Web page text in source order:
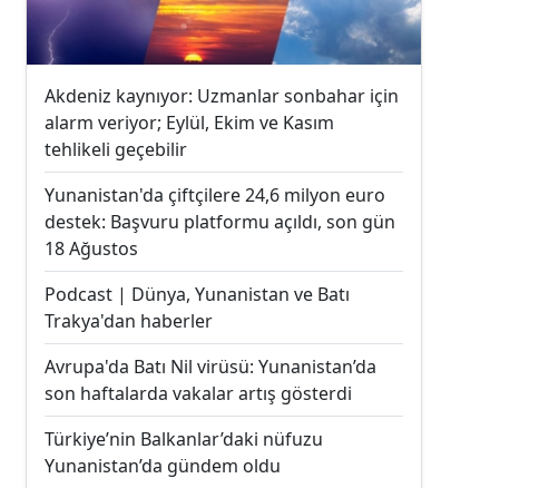
Akdeniz kaynıyor: Uzmanlar sonbahar için
alarm veriyor; Eylül, Ekim ve Kasım
tehlikeli geçebilir
Yunanistan'da çiftçilere 24,6 milyon euro
destek: Başvuru platformu açıldı, son gün
18 Ağustos
Podcast | Dünya, Yunanistan ve Batı
Trakya'dan haberler
Avrupa'da Batı Nil virüsü: Yunanistan’da
son haftalarda vakalar artış gösterdi
Türkiye’nin Balkanlar’daki nüfuzu
Yunanistan’da gündem oldu